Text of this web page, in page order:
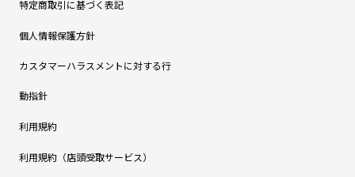
特定商取引に基づく表記
個人情報保護方針
カスタマーハラスメントに対する行
動指針
利用規約
利用規約（店頭受取サービス）